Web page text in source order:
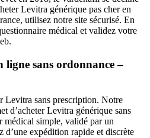
Levitra générique pas cher en
utilisez notre site sécurisé. En
médical et validez votre
sans ordonnance –
Levitra sans prescription. Notre
d’acheter Levitra générique sans
médical simple, validé par un
d’une expédition rapide et discrète